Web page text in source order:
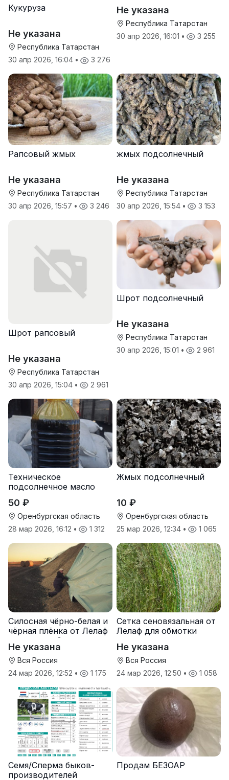
Кукуруза
Не указана
Республика Татарстан
30 апр 2026, 16:04 • 3 276
Не указана
Республика Татарстан
30 апр 2026, 16:01 • 3 255
Рапсовый жмых
Не указана
Республика Татарстан
30 апр 2026, 15:57 • 3 246
жмых подсолнечный
Не указана
Республика Татарстан
30 апр 2026, 15:54 • 3 153
Шрот рапсовый
Не указана
Республика Татарстан
30 апр 2026, 15:04 • 2 961
Шрот подсолнечный
Не указана
Республика Татарстан
30 апр 2026, 15:01 • 2 961
Техническое
подсолнечное масло
50 ₽
Оренбургская область
28 мар 2026, 16:12 • 1 312
Жмых подсолнечный
10 ₽
Оренбургская область
25 мар 2026, 12:34 • 1 065
Силосная чёрно-белая и
чёрная плёнка от Лелаф
для траншей и ям
силоса/сенажа
Не указана
Вся Россия
24 мар 2026, 12:52 • 1 175
Сетка сеновязальная от
Лелаф для обмотки
Не указана
Вся Россия
24 мар 2026, 12:50 • 1 058
Семя/Сперма быков-
производителей
Продам БЕЗОАР